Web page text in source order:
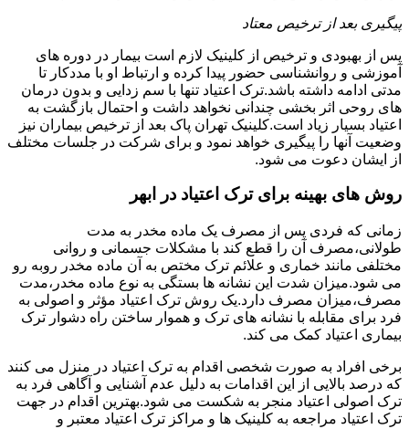
پیگیری بعد از ترخیص معتاد
پس از بهبودی و ترخیص از کلینیک لازم است بیمار در دوره های
آموزشی و روانشناسی حضور پیدا کرده و ارتباط او با مددکار تا
مدتی ادامه داشته باشد.ترک اعتیاد تنها با سم زدایی و بدون درمان
های روحی اثر بخشی چندانی نخواهد داشت و احتمال بازگشت به
اعتیاد بسیار زیاد است.کلینیک تهران پاک بعد از ترخیص بیماران نیز
وضعیت آنها را پیگیری خواهد نمود و برای شرکت در جلسات مختلف
از ایشان دعوت می شود.
روش های بهینه برای ترک اعتیاد در ابهر
زمانی که فردی پس از مصرف یک ماده مخدر به مدت
طولانی،مصرف آن را قطع کند با مشکلات جسمانی و روانی
مختلفی مانند خماری و علائم ترک مختص به آن ماده مخدر روبه رو
می شود.میزان شدت این نشانه ها بستگی به نوع ماده مخدر،مدت
مصرف،میزان مصرف دارد.یک روش ترک اعتیاد مؤثر و اصولی به
فرد برای مقابله با نشانه های ترک و هموار ساختن راه دشوار ترک
بیماری اعتیاد کمک می کند.
برخی افراد به صورت شخصی اقدام به ترک اعتیاد در منزل می کنند
که درصد بالایی از این اقدامات به دلیل عدم آشنایی و آگاهی فرد به
ترک اصولی اعتیاد منجر به شکست می شود.بهترین اقدام در جهت
ترک اعتیاد مراجعه به کلینیک ها و مراکز ترک اعتیاد معتبر و